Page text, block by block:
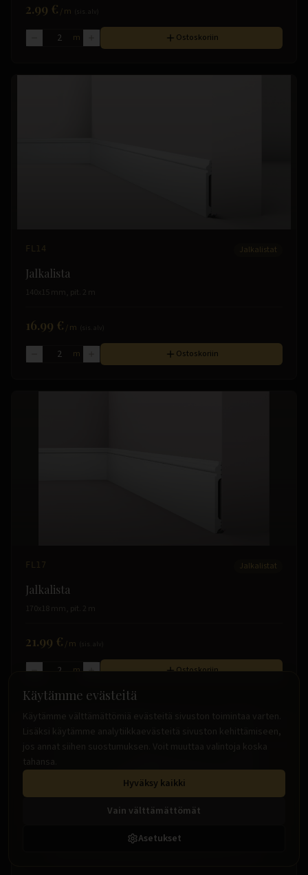
2.99 € /m
m Ostoskoriin
FL14 Jalkalistat
Jalkalista
140x15 mm, pit. 2 m
16.99 € /m
m Ostoskoriin
FL17 Jalkalistat
Jalkalista
170x18 mm, pit. 2 m
21.99 € /m
m Ostoskoriin
Käytämme evästeitä
Käytämme välttämättömiä evästeitä sivuston toimintaa varten.
Lisäksi käytämme analytiikkaevästeitä sivuston kehittämiseen,
jos annat siihen suostumuksen. Voit muuttaa valintoja koska
tahansa.
Hyväksy kaikki
Vain välttämättömät
Asetukset